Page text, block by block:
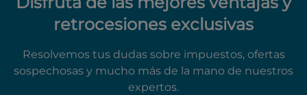
retrocesiones exclusivas
Resolvemos tus dudas sobre impuestos, ofertas
sospechosas y mucho más de la mano de nuestros
expertos.